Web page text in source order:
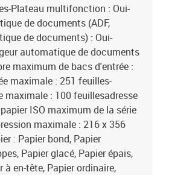
Plateau multifonction : Oui-
de documents (ADF,
de documents) : Oui-
automatique de documents
maximum de bacs d'entrée :
maximale : 251 feuilles-
maximale : 100 feuillesadresse
ISO maximum de la série
maximale : 216 x 356
: Papier bond, Papier
Papier glacé, Papier épais,
à en-tête, Papier ordinaire,